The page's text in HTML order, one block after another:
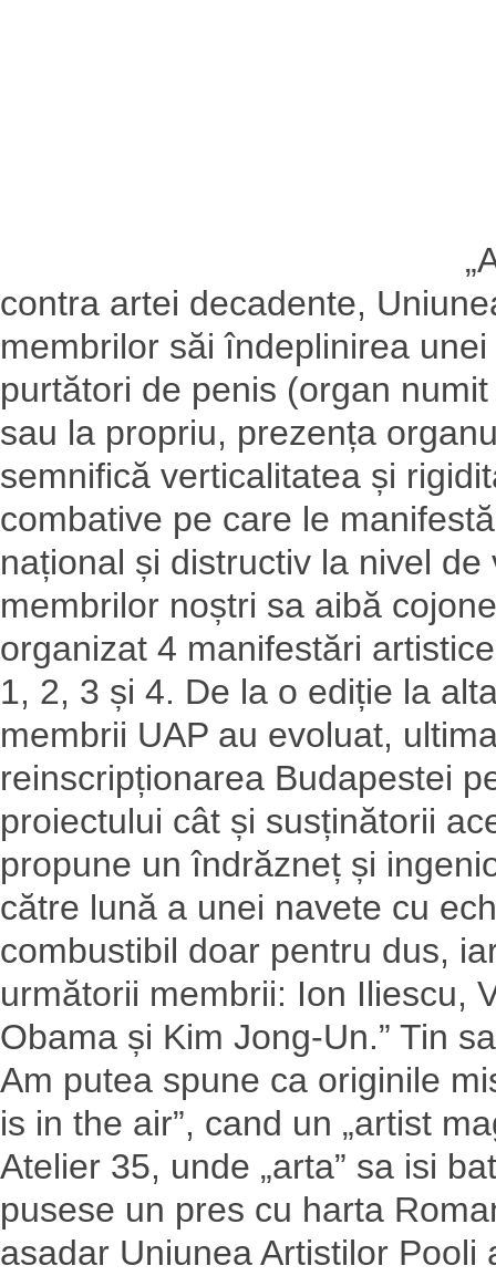
contra artei decadente,
membrilor săi îndeplinirea
purtători de penis (organ
sau la propriu, prezența
semnifică verticalitatea și
combative pe care le
național și distructiv la nivel
membrilor noștri sa aibă
organizat 4 manifestări
1, 2, 3 și 4. De la o ediție la
membrii UAP au evoluat,
reinscripționarea Budapestei
proiectului cât și susținătorii
propune un îndrăzneț și
către lună a unei navete cu
combustibil doar pentru dus,
următorii membrii: Ion Iliescu,
Obama și Kim Jong-Un.” Tin
Am putea spune ca originile
is in the air”, cand un „artist
Atelier 35, unde „arta” sa isi
pusese un pres cu harta
asadar Uniunea Artistilor